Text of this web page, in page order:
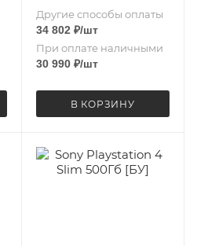
Другие способы оплаты
34 802 ₽/шт
При оплате наличными
30 990₽/шт
В КОРЗИНУ